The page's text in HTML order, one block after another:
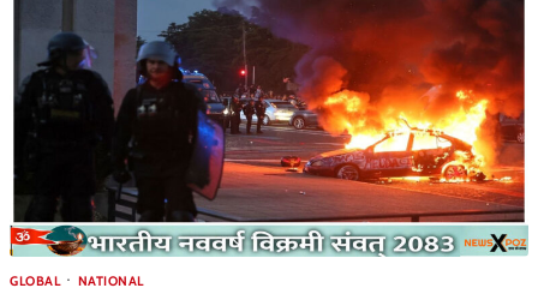
GLOBAL NATIONAL